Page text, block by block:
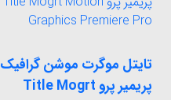
تایتل موگرت موشن گرافیک
پریمیر پرو Title Mogrt